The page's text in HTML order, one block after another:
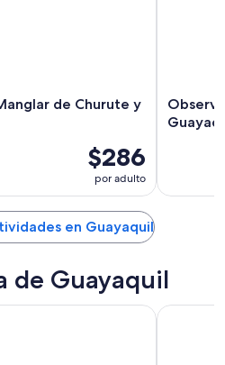
de Churute y
$286
por adulto
en Guayaquil
de Guayaquil